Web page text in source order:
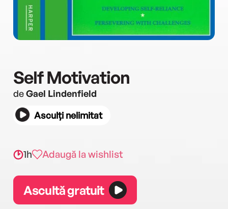
Self Motivation
deGael Lindenfield
Asculți nelimitat
1h Adaugă la wishlist
Ascultă gratuit